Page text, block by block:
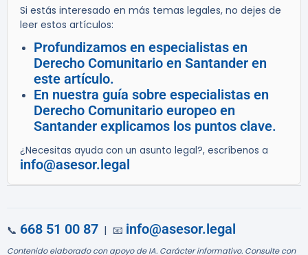
Si estás interesado en más temas legales, no dejes de
leer estos artículos:
Profundizamos en especialistas en
Derecho Comunitario en Santander en
este artículo.
En nuestra guía sobre especialistas en
Derecho Comunitario europeo en
Santander explicamos los puntos clave.
¿Necesitas ayuda con un asunto legal?, escríbenos a
info@asesor.legal
📞 668 51 00 87 | 📧 info@asesor.legal
Contenido elaborado con apoyo de IA. Carácter informativo. Consulte con